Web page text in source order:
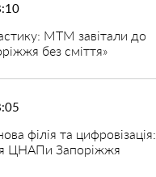
МТМ завітали до
без сміття»
філія та цифровізація:
ЦНАПи Запоріжжя